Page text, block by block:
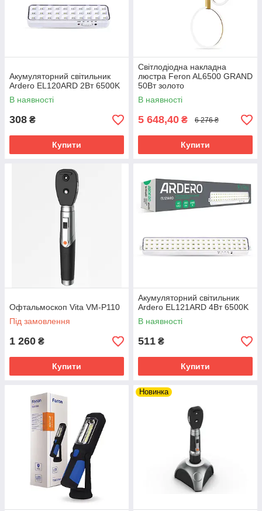
Акумуляторний світильник
Ardero EL120ARD 2Вт 6500K
В наявності
308 ₴
Купити
Світлодіодна накладна
люстра Feron AL6500 GRAND
50Вт золото
В наявності
5 648,40 ₴ 6 276 ₴
Купити
Офтальмоскоп Vita VM-P110
Під замовлення
1 260 ₴
Купити
Акумуляторний світильник
Ardero EL121ARD 4Вт 6500K
В наявності
511 ₴
Купити
Новинка